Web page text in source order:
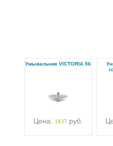
Умывальник VICTORIA 56
Цена: 1837 руб.